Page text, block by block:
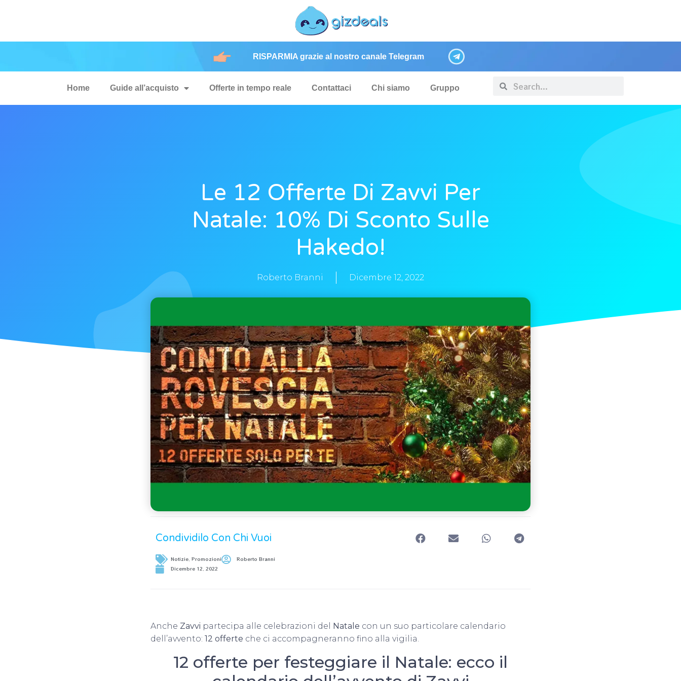
RISPARMIA grazie al nostro canale Telegram
Home Guide all’acquisto Offerte in tempo reale Contattaci Chi siamo Gruppo
Le 12 Offerte Di Zavvi Per
Natale: 10% Di Sconto Sulle
Hakedo!
Roberto Branni Dicembre 12, 2022
Condividilo Con Chi Vuoi
Notizie, Promozioni
Roberto Branni
Dicembre 12, 2022
Anche Zavvi partecipa alle celebrazioni del Natale con un suo particolare calendario
dell’avvento: 12 offerte che ci accompagneranno fino alla vigilia.
12 offerte per festeggiare il Natale: ecco il